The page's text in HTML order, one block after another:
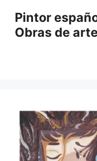
contenido
Pintor
Obras de